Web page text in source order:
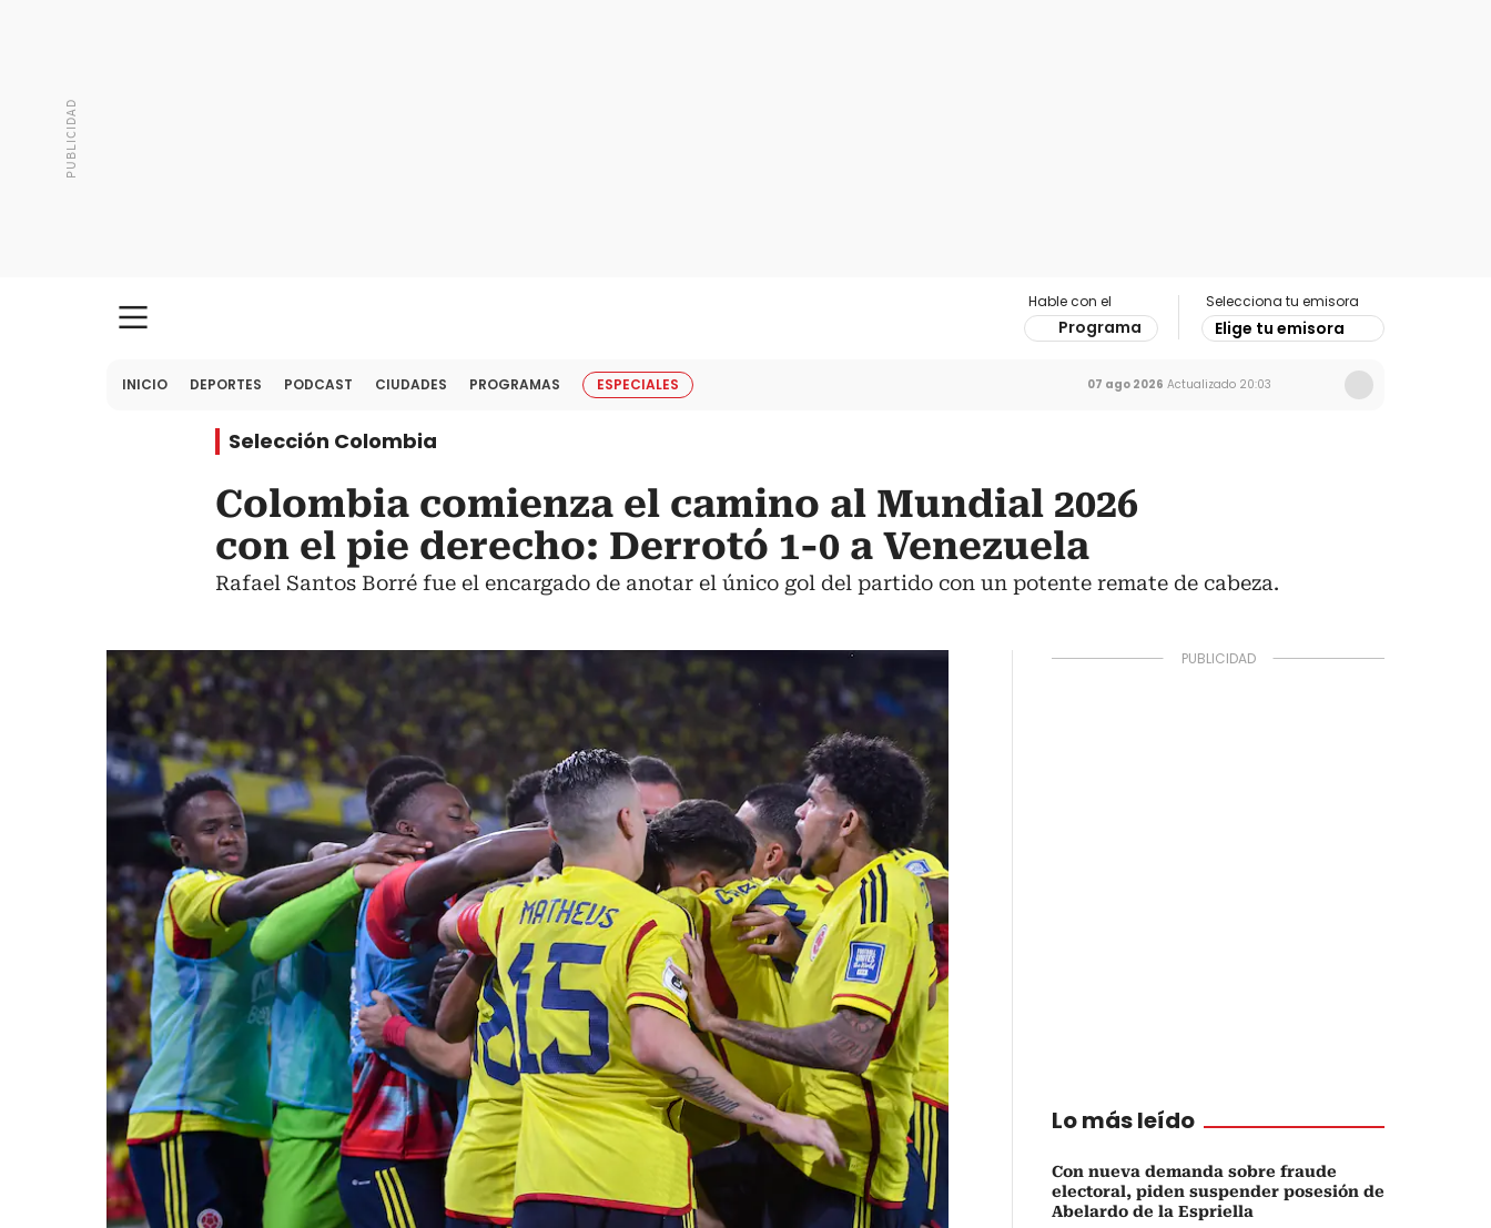
Hable con el
Programa
Selecciona tu emisora
Elige tu emisora
INICIO DEPORTES PODCAST CIUDADES PROGRAMAS ESPECIALES 07 ago 2026 Actualizado 20:03
Selección Colombia
Colombia comienza el camino al Mundial 2026
con el pie derecho: Derrotó 1-0 a Venezuela
Rafael Santos Borré fue el encargado de anotar el único gol del partido con un potente remate de cabeza.
Lo más leído
Con nueva demanda sobre fraude
electoral, piden suspender posesión de
Abelardo de la Espriella